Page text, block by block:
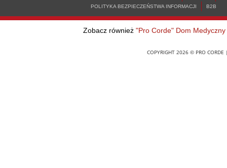
POLITYKA BEZPIECZEŃSTWA INFORMACJI
B2B
Zobacz również "Pro Corde" Dom Medyczny
COPYRIGHT 2026 © PRO CORDE